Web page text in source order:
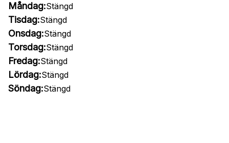
Måndag:Stängd
Tisdag:Stängd
Onsdag:Stängd
Torsdag:Stängd
Fredag:Stängd
Lördag:Stängd
Söndag:Stängd